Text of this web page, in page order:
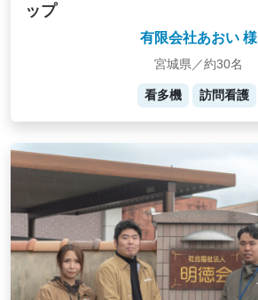
ップ
有限会社あおい 様
宮城県／約30名
看多機 訪問看護